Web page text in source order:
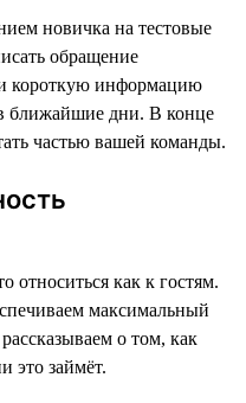
новичка на тестовые
обращение
и короткую информацию
ближайшие дни. В конце
частью вашей команды.
относиться как к гостям.
максимальный
о том, как
это займёт.